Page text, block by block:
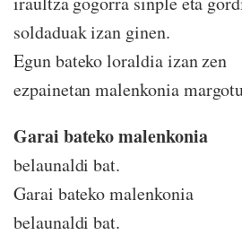
soldaduak izan ginen.
Egun bateko loraldia izan zen
ezpainetan malenkonia
Garai bateko malenkonia
belaunaldi bat.
Garai bateko malenkonia
belaunaldi bat.